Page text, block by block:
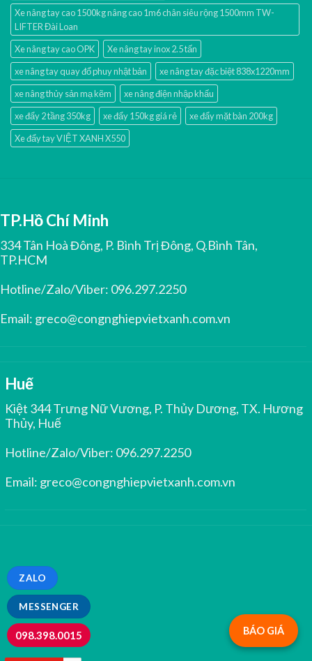
MESSENGER
ZALO
098.398.0015
Xe nâng tay cao 1500kg nâng cao 1m6 chân siêu rộng 1500mm TW-
LIFTER Đài Loan
Xe nâng tay cao OPK
Xe nâng tay inox 2.5 tấn
xe nâng tay quay đổ phuy nhật bản
xe nâng tay đặc biệt 838x1220mm
xe nâng thủy sản mạ kẽm
xe nâng điện nhập khấu
xe đẩy 2 tầng 350kg
xe đẩy 150kg giá rẻ
xe đẩy mặt bàn 200kg
Xe đẩy tay VIỆT XANH X550
TP.Hồ Chí Minh
334 Tân Hoà Đông, P. Bình Trị Đông, Q.Bình Tân,
TP.HCM
Hotline/Zalo/Viber: 096.297.2250
Email: greco@congnghiepvietxanh.com.vn
Huế
Kiệt 344 Trưng Nữ Vương, P. Thủy Dương, TX. Hương
Thủy, Huế
Hotline/Zalo/Viber: 096.297.2250
Email: greco@congnghiepvietxanh.com.vn
BÁO GIÁ